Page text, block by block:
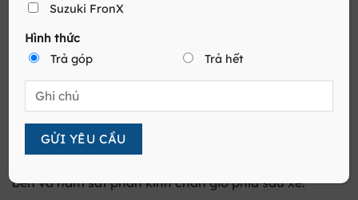
Phía sau XL7 là những hiệu ứng bắt mắt được tạo
nên từ đuôi xe cầu kỳ. Nếu như đèn chiếu hậu của
dòng Ertiga chỉ có một phần đèn led thì với phiên
bên và nằm sát phần kính chắn gió phía sau xe.
Suzuki FronX
Hình thức
Trả góp
Trả hết